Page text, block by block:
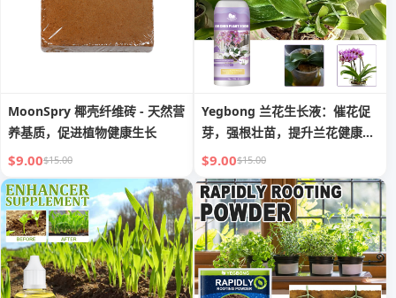
MoonSpry 椰壳纤维砖 - 天然营
养基质，促进植物健康生长
$9.00$15.00
Yegbong 兰花生长液：催花促
芽，强根壮苗，提升兰花健康活
力
$9.00$15.00